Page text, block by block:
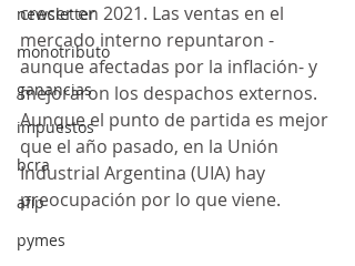
newsletter
monotributo
ganancias
impuestos
bcra
afip
pymes
crecer en 2021. Las ventas en el
mercado interno repuntaron -
aunque afectadas por la inflación- y
mejoraron los despachos externos.
Aunque el punto de partida es mejor
que el año pasado, en la Unión
Industrial Argentina (UIA) hay
preocupación por lo que viene.